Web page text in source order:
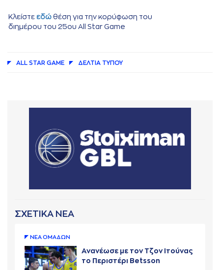
Κλείστε εδώ θέση για την κορύφωση του
διημέρου του 25ου All Star Game
ALL STAR GAME ΔΕΛΤΙA ΤΥΠΟΥ
ΣΧΕΤΙΚΑ ΝΕΑ
ΝΕA ΟΜAΔΩΝ
Ανανέωσε με τον Τζον Ιτούνας
το Περιστέρι Betsson